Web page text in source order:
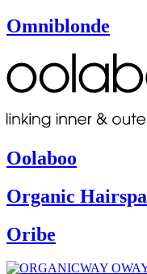
Omniblonde
Oolaboo
Organic Hairspa
Oribe